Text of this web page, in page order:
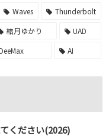
Waves
Thunderbolt
結月ゆかり
UAD
AI
ください(2026)